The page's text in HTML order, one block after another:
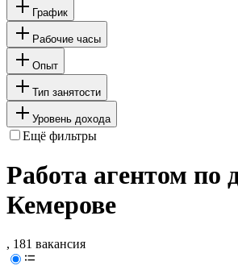
График
Рабочие часы
Опыт
Тип занятости
Уровень дохода
Ещё фильтры
Работа агентом по
Кемерове
, 181 вакансия